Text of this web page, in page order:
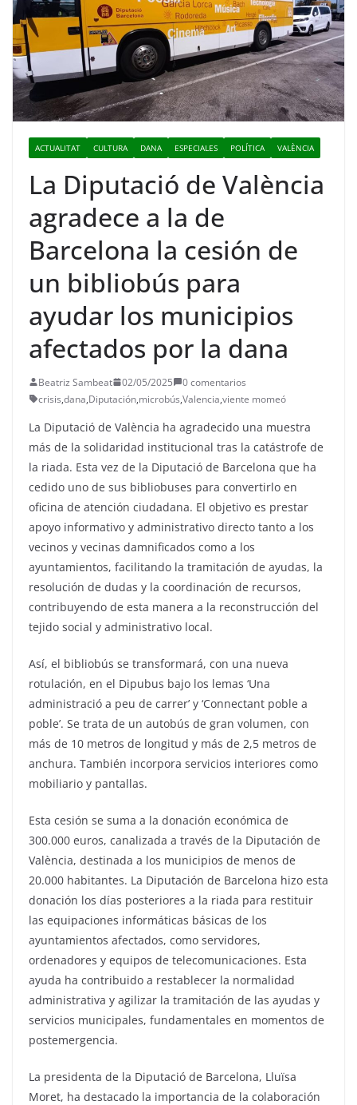
ACTUALITAT CULTURA DANA ESPECIALES POLÍTICA VALÈNCIA
La Diputació de València
agradece a la de
Barcelona la cesión de
un bibliobús para
ayudar los municipios
afectados por la dana
Beatriz Sambeat 02/05/2025
0 comentarios
crisis,dana,Diputación,microbús,Valencia,viente momeó
La Diputació de València ha agradecido una muestra
más de la solidaridad institucional tras la catástrofe de
la riada. Esta vez de la Diputació de Barcelona que ha
cedido uno de sus bibliobuses para convertirlo en
oficina de atención ciudadana. El objetivo es prestar
apoyo informativo y administrativo directo tanto a los
vecinos y vecinas damnificados como a los
ayuntamientos, facilitando la tramitación de ayudas, la
resolución de dudas y la coordinación de recursos,
contribuyendo de esta manera a la reconstrucción del
tejido social y administrativo local.
Así, el bibliobús se transformará, con una nueva
rotulación, en el Dipubus bajo los lemas ‘Una
administració a peu de carrer’ y ‘Connectant poble a
poble’. Se trata de un autobús de gran volumen, con
más de 10 metros de longitud y más de 2,5 metros de
anchura. También incorpora servicios interiores como
mobiliario y pantallas.
Esta cesión se suma a la donación económica de
300.000 euros, canalizada a través de la Diputación de
València, destinada a los municipios de menos de
20.000 habitantes. La Diputación de Barcelona hizo esta
donación los días posteriores a la riada para restituir
las equipaciones informáticas básicas de los
ayuntamientos afectados, como servidores,
ordenadores y equipos de telecomunicaciones. Esta
ayuda ha contribuido a restablecer la normalidad
administrativa y agilizar la tramitación de las ayudas y
servicios municipales, fundamentales en momentos de
postemergencia.
La presidenta de la Diputació de Barcelona, Lluïsa
Moret, ha destacado la importancia de la colaboración